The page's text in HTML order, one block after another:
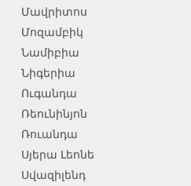
Մավրիտոս
Մոզամբիկ
Նամիբիա
Նիգերիա
Ուգանդա
Ռեունինյոն
Ռուանդա
Սյերա Լեոնե
Սվազիլենդ